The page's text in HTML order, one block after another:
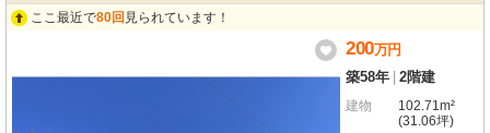
ここ最近で80回 見られています！
200万円
築58年 2階建
建物
102.71m²
(31.06坪)